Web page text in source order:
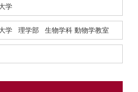
学
学 理学部 生物学科 動物学教室